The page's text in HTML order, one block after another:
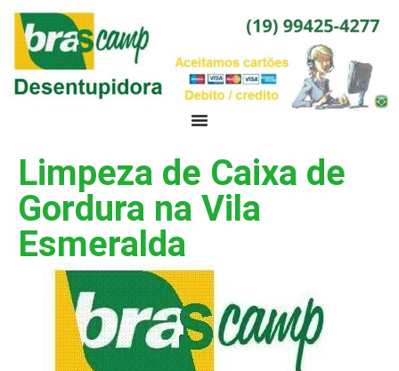
Limpeza de Caixa de
Gordura na Vila
Esmeralda